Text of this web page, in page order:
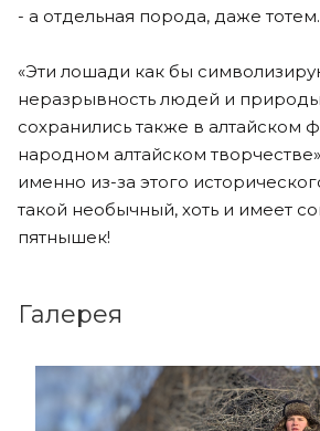
- а отдельная порода, даже тотем.
«Эти лошади как бы
неразрывность людей и
сохранились также в алтайском
народном алтайском
именно из-за этого
такой необычный, хоть и имеет
пятнышек!
Галерея